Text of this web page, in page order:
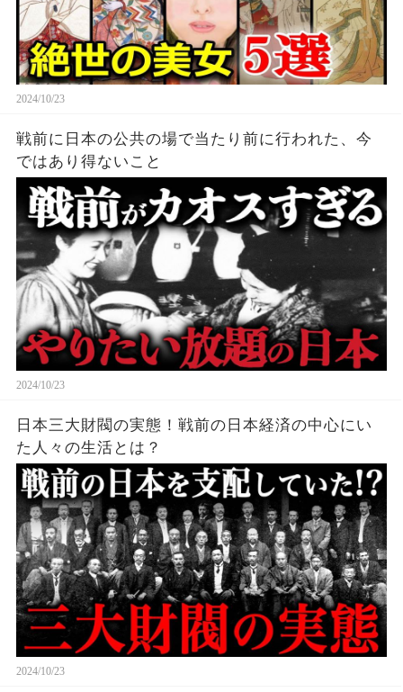
2024/10/23
戦前に日本の公共の場で当たり前に行われた、今
ではあり得ないこと
2024/10/23
日本三大財閥の実態！戦前の日本経済の中心にい
た人々の生活とは？
2024/10/23